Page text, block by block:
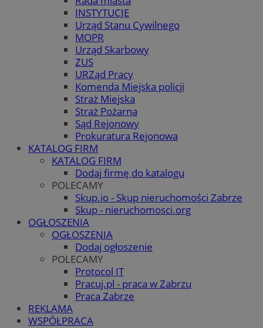
INSTYTUCJE
Urząd Stanu Cywilnego
MOPR
Urząd Skarbowy
ZUS
URZąd Pracy
Komenda Miejska policji
Straż Miejska
Straż Pożarna
Sąd Rejonowy
Prokuratura Rejonowa
KATALOG FIRM
KATALOG FIRM
Dodaj firmę do katalogu
POLECAMY
Skup.io - Skup nieruchomości Zabrze
Skup - nieruchomosci.org
OGŁOSZENIA
OGŁOSZENIA
Dodaj ogłoszenie
POLECAMY
Protocol IT
Pracuj.pl - praca w Zabrzu
Praca Zabrze
REKLAMA
WSPÓŁPRACA